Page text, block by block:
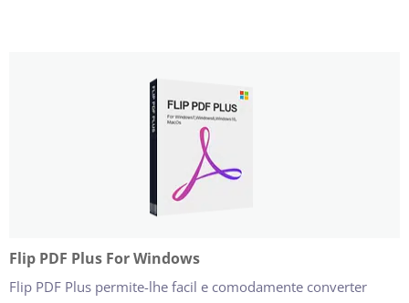
Flip PDF Plus For Windows
Flip PDF Plus permite-lhe facil e comodamente converter